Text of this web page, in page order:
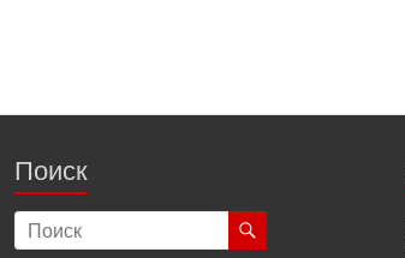
Поиск